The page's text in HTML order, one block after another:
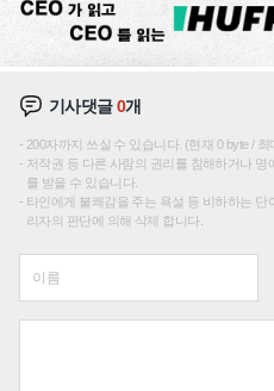
기사댓글0개
200자까지 쓰실 수 있습니다. (현재 0 byte / 최
저작권 등 다른 사람의 권리를 침해하거나
를 받을 수 있습니다.
타인에게 불쾌감을 주는 욕설 등 비하하는
리자의 판단에 의해 삭제 합니다.